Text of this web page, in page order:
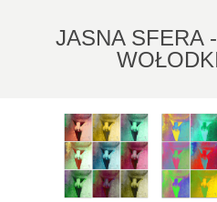
JASNA SFERA